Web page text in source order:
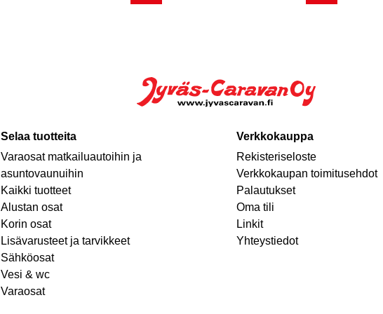
Selaa tuotteita
Varaosat matkailuautoihin ja
asuntovaunuihin
Kaikki tuotteet
Alustan osat
Korin osat
Lisävarusteet ja tarvikkeet
Sähköosat
Vesi & wc
Varaosat
Verkkokauppa
Rekisteriseloste
Verkkokaupan toimitusehdot
Palautukset
Oma tili
Linkit
Yhteystiedot